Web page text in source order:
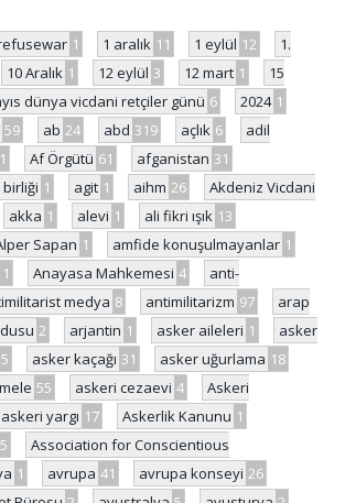
1 1 aralık 11 1 eylül 12
1.
10 Aralık 1 12 eylül 3 12 mart 1
15
dünya vicdani retçiler günü 6 2024 1
59 ab 24 abd 319 açlık 6
adil
1 Af Örgütü 61 afganistan 31
1 agit 1 aihm 26
Akdeniz Vicdani
akka 1 alevi 1 ali fikri ışık 13
Sapan 1 amfide konuşulmayanlar 1
1 Anayasa Mahkemesi 4
anti-
medya 8 antimilitarizm 97
arap
2 arjantin 1 asker aileleri 1
asker
asker kaçağı 31 asker uğurlama 18
55 askeri cezaevi 4
Askeri
askeri yargı 17 Askerlik Kanunu 1
5
Association for Conscientious
1 avrupa 41 avrupa konseyi 26